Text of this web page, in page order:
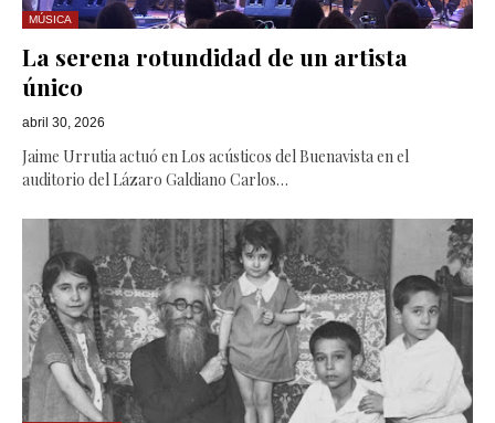
MÚSICA
La serena rotundidad de un artista
único
abril 30, 2026
Jaime Urrutia actuó en Los acústicos del Buenavista en el
auditorio del Lázaro Galdiano Carlos…